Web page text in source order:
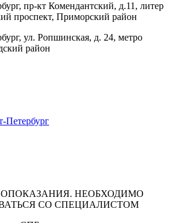
пр-кт Комендантский, д.11, литер
проспект, Приморский район
ул. Ропшинская, д. 24, метро
район
НЕОБХОДИМО
СО СПЕЦИАЛИСТОМ